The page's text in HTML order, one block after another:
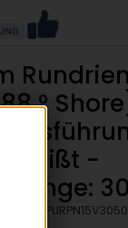
°
-
KPURPN15V3050